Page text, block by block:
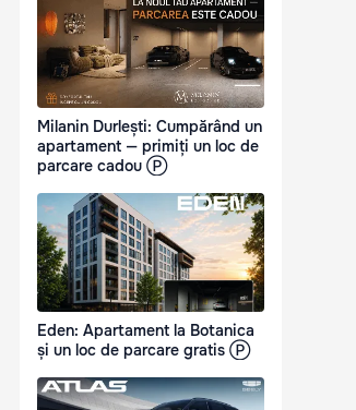
Milanin Durlești: Cumpărând un
apartament — primiți un loc de
parcare cadou Ⓟ
Eden: Apartament la Botanica
și un loc de parcare gratis Ⓟ